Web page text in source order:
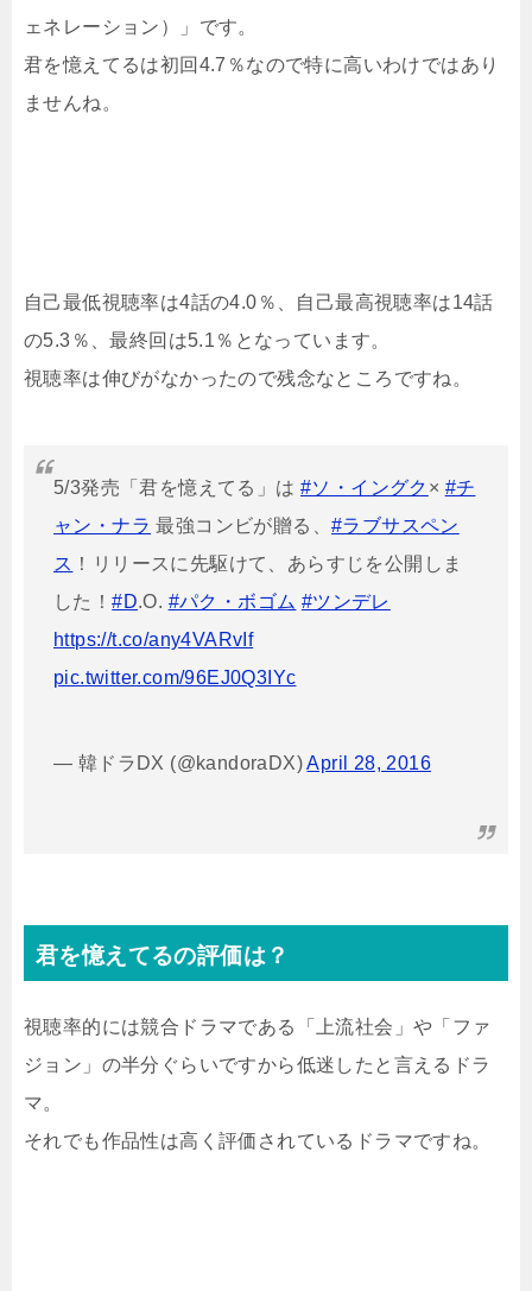
ェネレーション）」です。
君を憶えてるは初回4.7％なので特に高いわけではあり
ませんね。
自己最低視聴率は4話の4.0％、自己最高視聴率は14話
の5.3％、最終回は5.1％となっています。
視聴率は伸びがなかったので残念なところですね。
5/3発売「君を憶えてる」は #ソ・イングク × #チ
ャン・ナラ 最強コンビが贈る、 #ラブサスペン
ス ！リリースに先駆けて、あらすじを公開しま
した！#D.O. #パク・ボゴム #ツンデレ
https://t.co/any4VARvIf
pic.twitter.com/96EJ0Q3IYc
— 韓ドラDX (@kandoraDX)April 28, 2016
君を憶えてるの評価は？
視聴率的には競合ドラマである「上流社会」や「ファ
ジョン」の半分ぐらいですから低迷したと言えるドラ
マ。
それでも作品性は高く評価されているドラマですね。